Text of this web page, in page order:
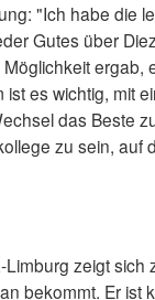
"Ich habe die
Gutes über
ergab,
es wichtig, mit
das Beste
zu sein, auf
zeigt
bekommt. Er ist